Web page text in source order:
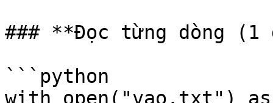
### **Đọc từng dòng (1
```python
with